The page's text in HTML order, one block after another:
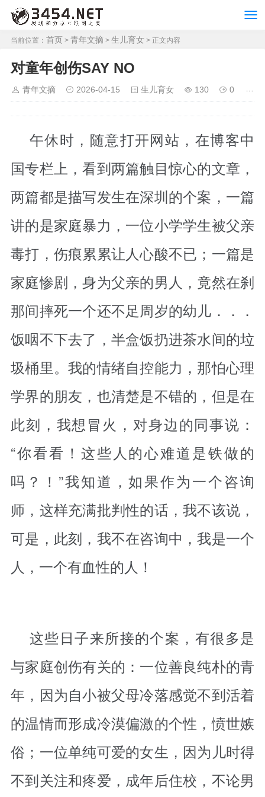
当前位置： 首页 > 青年文摘 > 生儿育女 > 正文内容
对童年创伤SAY NO
青年文摘 2026-04-15 生儿育女 130 0
午休时，随意打开网站，在博客中
国专栏上，看到两篇触目惊心的文章，
两篇都是描写发生在深圳的个案，一篇
讲的是家庭暴力，一位小学学生被父亲
毒打，伤痕累累让人心酸不已；一篇是
家庭惨剧，身为父亲的男人，竟然在刹
那间摔死一个还不足周岁的幼儿．．．
饭咽不下去了，半盒饭扔进茶水间的垃
圾桶里。我的情绪自控能力，那怕心理
学界的朋友，也清楚是不错的，但是在
此刻，我想冒火，对身边的同事说：
“你看看！这些人的心难道是铁做的
吗？！”我知道，如果作为一个咨询
师，这样充满批判性的话，我不该说，
可是，此刻，我不在咨询中，我是一个
人，一个有血性的人！
这些日子来所接的个案，有很多是
与家庭创伤有关的：一位善良纯朴的青
年，因为自小被父母冷落感觉不到活着
的温情而形成冷漠偏激的个性，愤世嫉
俗；一位单纯可爱的女生，因为儿时得
不到关注和疼爱，成年后住校，不论男